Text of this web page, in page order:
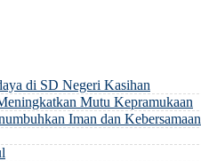
di SD Negeri Kasihan
Mutu Kepramukaan
Iman dan Kebersamaan